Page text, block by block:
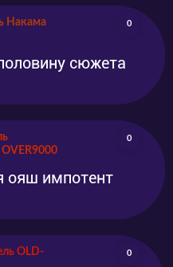
Накама
0
сюжета
0
ояш импотент
OLD-
0